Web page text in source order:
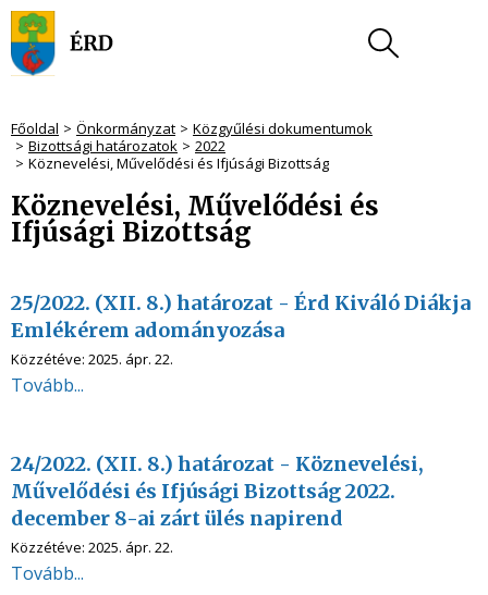
Főoldal Önkormányzat
Közgyűlési dokumentumok
Bizottsági határozatok
2022
Köznevelési, Művelődési és Ifjúsági Bizottság
Köznevelési, Művelődési és
Ifjúsági Bizottság
25/2022. (XII. 8.) határozat - Érd Kiváló Diákja
Emlékérem adományozása
Közzétéve: 2025. ápr. 22.
Tovább...
24/2022. (XII. 8.) határozat - Köznevelési,
Művelődési és Ifjúsági Bizottság 2022.
december 8-ai zárt ülés napirend
Közzétéve: 2025. ápr. 22.
Tovább...